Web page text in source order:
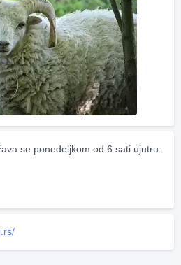
se ponedeljkom od 6 sati ujutru.